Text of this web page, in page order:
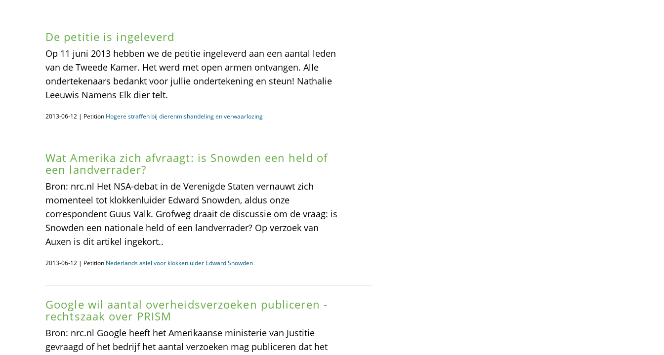
De petitie is ingeleverd
Op 11 juni 2013 hebben we de petitie ingeleverd aan een aantal leden
van de Tweede Kamer. Het werd met open armen ontvangen. Alle
ondertekenaars bedankt voor jullie ondertekening en steun! Nathalie
Leeuwis Namens Elk dier telt.
2013-06-12 | Petition Hogere straffen bij dierenmishandeling en verwaarlozing
Wat Amerika zich afvraagt: is Snowden een held of
een landverrader?
Bron: nrc.nl Het NSA-debat in de Verenigde Staten vernauwt zich
momenteel tot klokkenluider Edward Snowden, aldus onze
correspondent Guus Valk. Grofweg draait de discussie om de vraag: is
Snowden een nationale held of een landverrader? Op verzoek van
Auxen is dit artikel ingekort..
2013-06-12 | Petition Nederlands asiel voor klokkenluider Edward Snowden
Google wil aantal overheidsverzoeken publiceren -
rechtszaak over PRISM
Bron: nrc.nl Google heeft het Amerikaanse ministerie van Justitie
gevraagd of het bedrijf het aantal verzoeken mag publiceren dat het